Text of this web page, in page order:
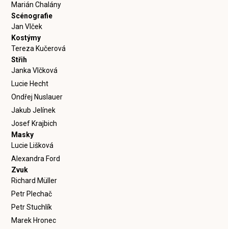
Marián Chalány
Scénografie
Jan Vlček
Kostýmy
Tereza Kučerová
Střih
Janka Vlčková
Lucie Hecht
Ondřej Nuslauer
Jakub Jelínek
Josef Krajbich
Masky
Lucie Lišková
Alexandra Ford
Zvuk
Richard Müller
Petr Plechač
Petr Stuchlík
Marek Hronec